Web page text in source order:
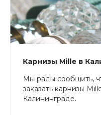
Карнизы Mille в
Мы рады сообщить,
заказать карнизы
Калининграде.